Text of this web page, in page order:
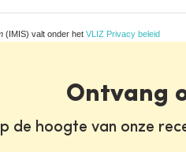
(IMIS) valt onder het VLIZ Privacy beleid
Ontvang
de hoogte van onze